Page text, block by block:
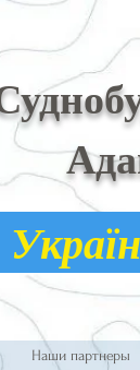
Наши партнеры